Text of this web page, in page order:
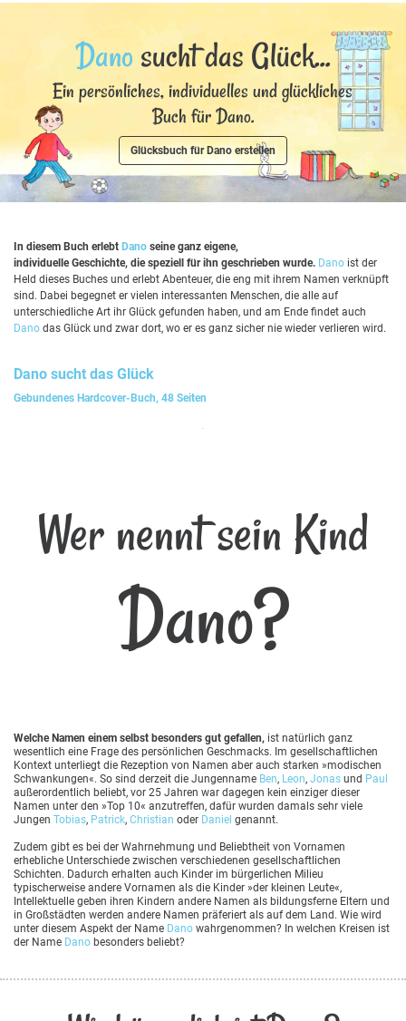
Dano sucht das Glück...
Ein persönliches, individuelles und glückliches
Buch für Dano.
Glücksbuch für Dano erstellen
In diesem Buch erlebt Dano seine ganz eigene,
individuelle Geschichte, die speziell für ihn geschrieben wurde. Dano ist der
Held dieses Buches und erlebt Abenteuer, die eng mit ihrem Namen verknüpft
sind. Dabei begegnet er vielen interessanten Menschen, die alle auf
unterschiedliche Art ihr Glück gefunden haben, und am Ende findet auch
Dano das Glück und zwar dort, wo er es ganz sicher nie wieder verlieren wird.
Dano sucht das Glück
Gebundenes Hardcover-Buch, 48 Seiten
Wer nennt sein Kind
Dano?
Welche Namen einem selbst besonders gut gefallen, ist natürlich ganz
wesentlich eine Frage des persönlichen Geschmacks. Im gesellschaftlichen
Kontext unterliegt die Rezeption von Namen aber auch starken »modischen
Schwankungen«. So sind derzeit die Jungenname Ben, Leon, Jonas und Paul
außerordentlich beliebt, vor 25 Jahren war dagegen kein einziger dieser
Namen unter den »Top 10« anzutreffen, dafür wurden damals sehr viele
Jungen Tobias, Patrick, Christian oder Daniel genannt.
Zudem gibt es bei der Wahrnehmung und Beliebtheit von Vornamen
erhebliche Unterschiede zwischen verschiedenen gesellschaftlichen
Schichten. Dadurch erhalten auch Kinder im bürgerlichen Milieu
typischerweise andere Vornamen als die Kinder »der kleinen Leute«,
Intellektuelle geben ihren Kindern andere Namen als bildungsferne Eltern und
in Großstädten werden andere Namen präferiert als auf dem Land. Wie wird
unter diesem Aspekt der Name Dano wahrgenommen? In welchen Kreisen ist
der Name Dano besonders beliebt?